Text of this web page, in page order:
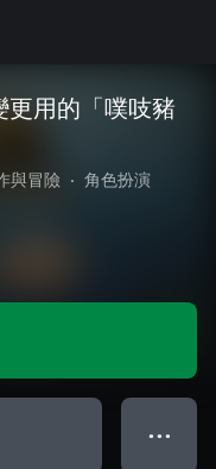
更用的「噗吱豬
與冒險 • 角色扮演
● ● ●